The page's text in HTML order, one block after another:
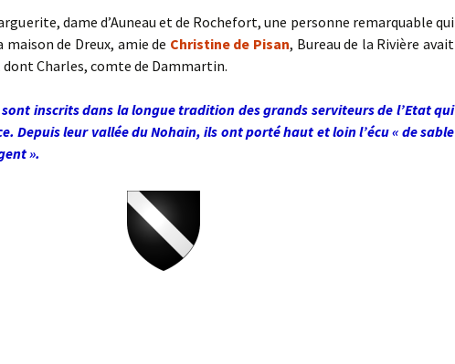
dame d’Auneau et de Rochefort, une personne remarquable qui
de Dreux, amie de Christine de Pisan, Bureau de la Rivière avait
Charles, comte de Dammartin.
inscrits dans la longue tradition des grands serviteurs de l’Etat qui
Depuis leur vallée du Nohain, ils ont porté haut et loin l’écu « de sable
».